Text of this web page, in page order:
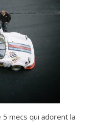
mecs qui adorent la